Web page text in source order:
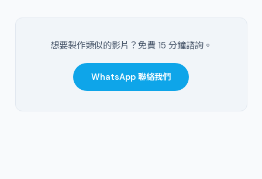
想要製作類似的影片？免費 15 分鐘諮詢。
WhatsApp 聯絡我們